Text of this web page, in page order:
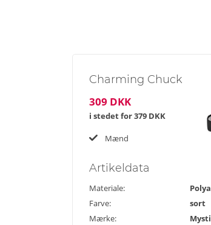
Charming Chuck
309 DKK
i stedet for379 DKK
Mænd
Artikeldata
Materiale:
Farve:
sort
Mærke: